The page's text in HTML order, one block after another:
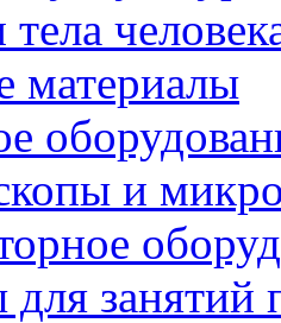
материалы
и
занятий